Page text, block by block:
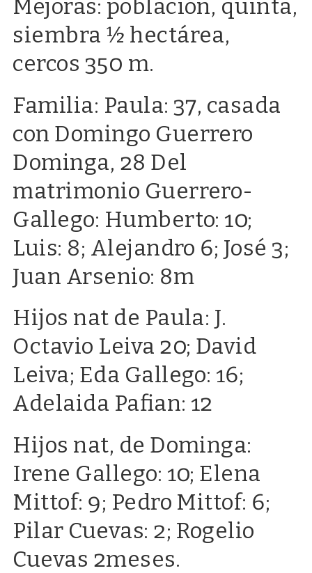
Mejoras: población, quinta,
siembra ½ hectárea,
cercos 350 m.
Familia: Paula: 37, casada
con Domingo Guerrero
Dominga, 28 Del
matrimonio Guerrero-
Gallego: Humberto: 10;
Luis: 8; Alejandro 6; José 3;
Juan Arsenio: 8m
Hijos nat de Paula: J.
Octavio Leiva 20; David
Leiva; Eda Gallego: 16;
Adelaida Pafian: 12
Hijos nat, de Dominga:
Irene Gallego: 10; Elena
Mittof: 9; Pedro Mittof: 6;
Pilar Cuevas: 2; Rogelio
Cuevas 2meses.